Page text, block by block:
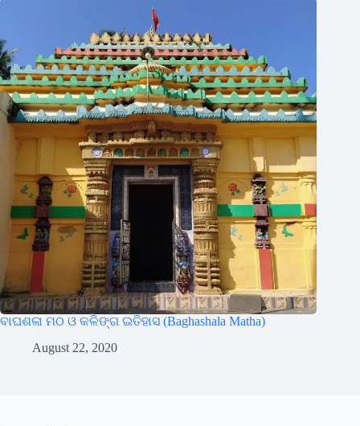
ବାଘଶଳା ମଠ ଓ କଳିଙ୍ଗ ଇତିହାସ (Baghashala Matha)
August 22, 2020